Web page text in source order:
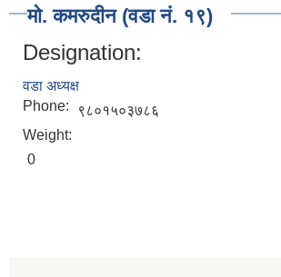
मो. कमरुदीन (वडा नं. १९)
Designation:
वडा अध्यक्ष
Phone:
९८०१५०३७८६
Weight:
0